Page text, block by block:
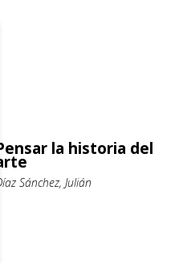
la historia del
Sánchez, Julián